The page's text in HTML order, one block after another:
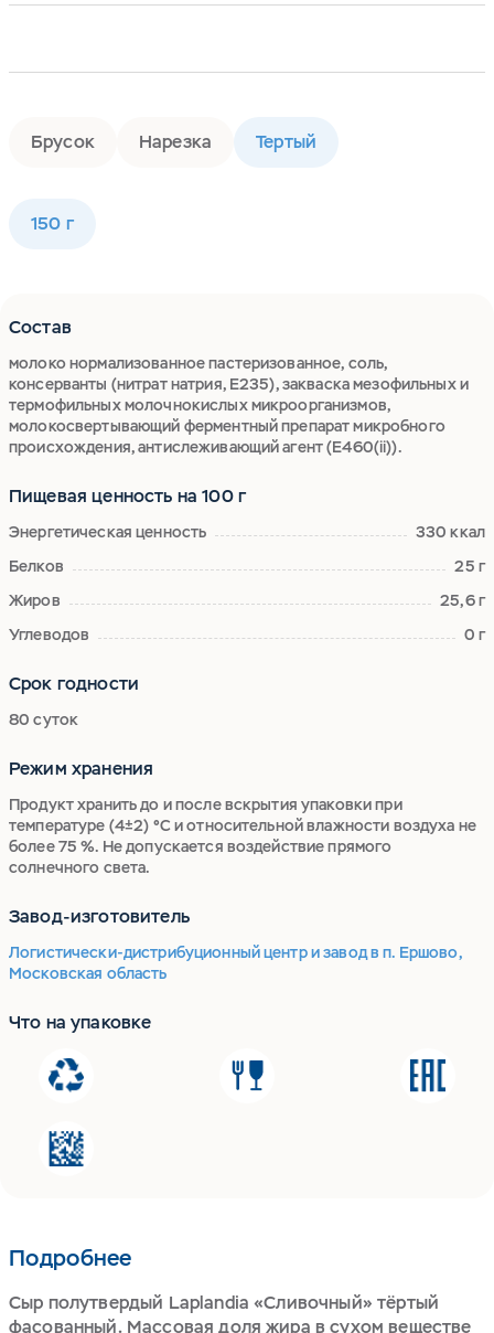
Брусок Нарезка Тертый
150 г
Состав
молоко нормализованное пастеризованное, соль,
консерванты (нитрат натрия, Е235), закваска мезофильных и
термофильных молочнокислых микроорганизмов,
молокосвертывающий ферментный препарат микробного
происхождения, антислеживающий агент (Е460(ii)).
Пищевая ценность на 100 г
Энергетическая ценность
330 ккал
Белков
25 г
Жиров
25,6 г
Углеводов
0 г
Срок годности
80 суток
Режим хранения
Продукт хранить до и после вскрытия упаковки при
температуре (4±2) °С и относительной влажности воздуха не
более 75 %. Не допускается воздействие прямого
солнечного света.
Завод-изготовитель
Логистически-дистрибуционный центр и завод в п. Ершово,
Московская область
Что на упаковке
Подробнее
Сыр полутвердый Laplandia «Сливочный» тёртый
фасованный. Массовая доля жира в сухом веществе